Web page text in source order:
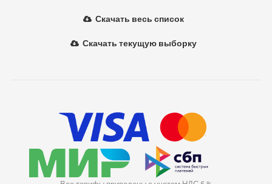
Скачать весь список
Скачать текущую выборку